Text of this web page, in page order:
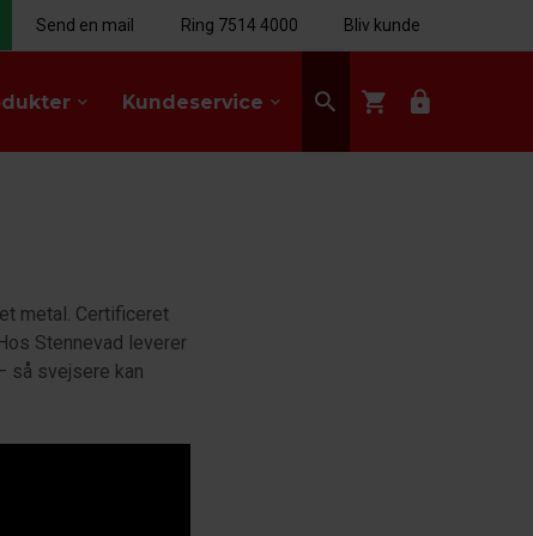
keyboard_arrow_down Kundeservice keyboard_arrow_down search shopping_cart lock
Send en mail Ring 7514 4000 Bliv kunde
metal. Certificeret
Stennevad leverer
så svejsere kan